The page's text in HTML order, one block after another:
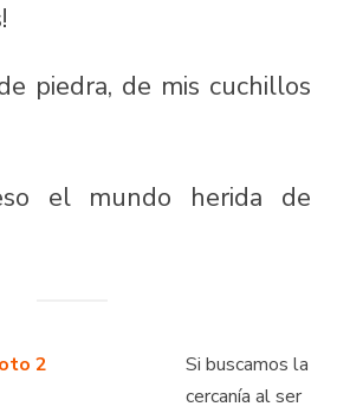
piedra, de mis cuchillos
el mundo herida de
Si buscamos la
cercanía al ser